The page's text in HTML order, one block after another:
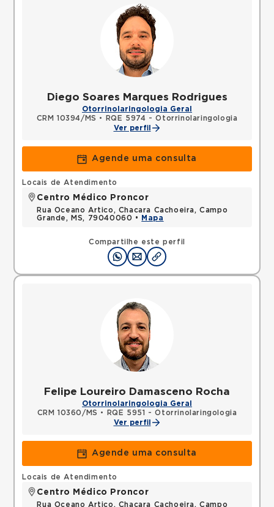
Diego Soares Marques Rodrigues
Otorrinolaringologia Geral
CRM 10394/MS •
RQE 5974 - Otorrinolaringologia
Ver perfil
Agende uma consulta
Compartilhe este perfil
Locais de Atendimento
Centro Médico Proncor
Rua Oceano Artico, Chacara Cachoeira, Campo
Grande, MS, 79040060 •
Mapa
Felipe Loureiro Damasceno Rocha
Otorrinolaringologia Geral
CRM 10360/MS •
RQE 5951 - Otorrinolaringologia
Ver perfil
Agende uma consulta
Locais de Atendimento
Centro Médico Proncor
Rua Oceano Artico, Chacara Cachoeira, Campo